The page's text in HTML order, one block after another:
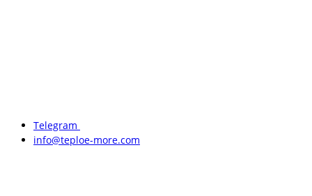
Telegram
info@teploe-more.com